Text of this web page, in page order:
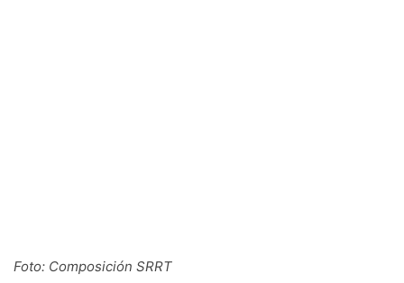
Foto: Composición SRRT